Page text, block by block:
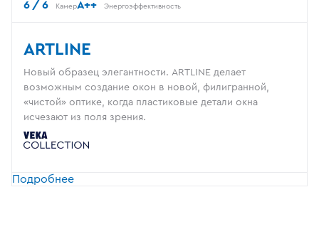
6 / 6 КамерA++ Энергоэффективность
ARTLINE
Новый образец элегантности. ARTLINE делает
возможным создание окон в новой, филигранной,
«чистой» оптике, когда пластиковые детали окна
исчезают из поля зрения.
Подробнее